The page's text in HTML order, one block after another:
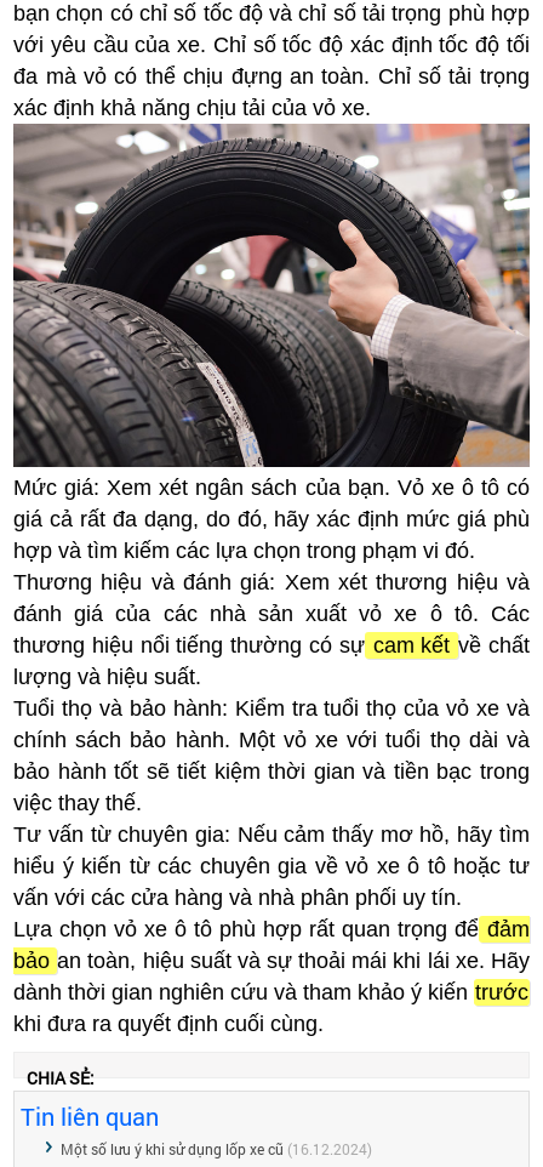
bạn chọn có chỉ số tốc độ và chỉ số tải trọng phù hợp
với yêu cầu của xe. Chỉ số tốc độ xác định tốc độ tối
đa mà vỏ có thể chịu đựng an toàn. Chỉ số tải trọng
xác định khả năng chịu tải của vỏ xe.
Mức giá: Xem xét ngân sách của bạn. Vỏ xe ô tô có
giá cả rất đa dạng, do đó, hãy xác định mức giá phù
hợp và tìm kiếm các lựa chọn trong phạm vi đó.
Thương hiệu và đánh giá: Xem xét thương hiệu và
đánh giá của các nhà sản xuất vỏ xe ô tô. Các
thương hiệu nổi tiếng thường có sự cam kết về chất
lượng và hiệu suất.
Tuổi thọ và bảo hành: Kiểm tra tuổi thọ của vỏ xe và
chính sách bảo hành. Một vỏ xe với tuổi thọ dài và
bảo hành tốt sẽ tiết kiệm thời gian và tiền bạc trong
việc thay thế.
Tư vấn từ chuyên gia: Nếu cảm thấy mơ hồ, hãy tìm
hiểu ý kiến ​​từ các chuyên gia về vỏ xe ô tô hoặc tư
vấn với các cửa hàng và nhà phân phối uy tín.
Lựa chọn vỏ xe ô tô phù hợp rất quan trọng để đảm
bảo an toàn, hiệu suất và sự thoải mái khi lái xe. Hãy
dành thời gian nghiên cứu và tham khảo ý kiến ​​ trước
khi đưa ra quyết định cuối cùng.
CHIA SẺ:
Tin liên quan
Một số lưu ý khi sử dụng lốp xe cũ (16.12.2024)